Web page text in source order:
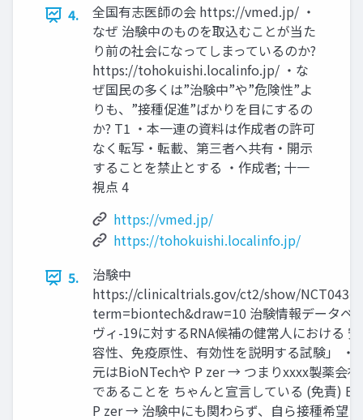
4.
全国有志医師の会 https://vmed.jp/ ・
なぜ 治験中のものを取込むことが当た
り前の社会になってしまっているのか?
https://tohokuishi.localinfo.jp/ ・な
ぜ国民の多くは”治験中”や”危険性”よ
りも、”接種促進”ばかりを目にするの
か? T1 ・本一連の資料は作成者の許可
なく転写・転載、第三者へ共有・開示
することを禁止とする ・作成者; 十一
視点 4
https://vmed.jp/
https://tohokuishi.localinfo.jp/
5.
治験中
https://clinicaltrials.gov/ct2/show/
term=biontech&draw=10 治験情報データベ
ヴィ-19に対するRNA候補の健常人における
容性、免疫原性、有効性を説明する試験」 ・
元はBioNTechや P zer → つまりxxxx製薬会
であることを ちゃんと宣言している (免責)
P zer → 治験中にも関わらず、自ら接種希望